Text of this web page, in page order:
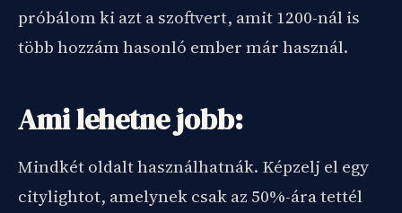
próbálom ki azt a szoftvert, amit 1200-nál is
több hozzám hasonló ember már használ.
Ami lehetne jobb:
Mindkét oldalt használhatnák. Képzelj el egy
citylightot, amelynek csak az 50%-ára tettél